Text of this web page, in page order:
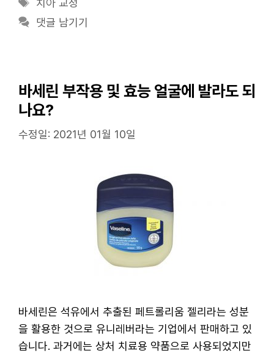
고
그
치아 교정
댓글 남기기
바세린 부작용 및 효능 얼굴에 발라도 되
나요?
수정일: 2021년 01월 10일
바세린은 석유에서 추출된 페트롤리움 젤리라는 성분
을 활용한 것으로 유니레버라는 기업에서 판매하고 있
습니다. 과거에는 상처 치료용 약품으로 사용되었지만